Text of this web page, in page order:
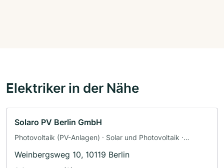
Elektriker in der Nähe
Solaro PV Berlin GmbH
Photovoltaik (PV-Anlagen) · Solar und Photovoltaik ·
Weinbergsweg 10, 10119 Berlin